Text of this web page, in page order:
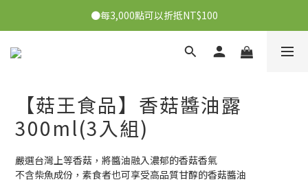
●每消費1元可獲得1會員點數
●每3,000點可以折抵NT$100
●每消費1元可獲得1會員點數
【菇王食品】香菇醬油露
300ml(3入組)
嚴選台灣上等香菇，將醬油融入濃郁的香菇香氣
不含柴魚成份，素食者也可享受高品質甘醇的香菇醬油